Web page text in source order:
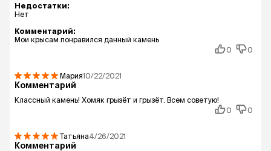
Недостатки:
Нет
Комментарий:
Мои крысам понравился данный камень
0
0
Мария10/22/2021
Комментарий
Классный камень! Хомяк грызёт и грызёт. Всем советую!
0
0
Татьяна4/26/2021
Комментарий